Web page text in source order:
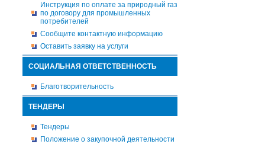
Инструкция по оплате за природный газ
по договору для промышленных
потребителей
Сообщите контактную информацию
Оставить заявку на услуги
СОЦИАЛЬНАЯ ОТВЕТСТВЕННОСТЬ
Благотворительность
ТЕНДЕРЫ
Тендеры
Положение о закупочной деятельности